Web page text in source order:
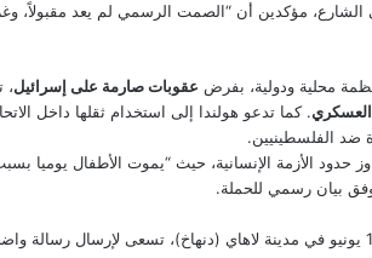
مؤكدين أن “الصمت الرسمي لم يعد مقبولاً، وغزة
عقوبات صارمة على إسرائيل
العسكري. كما تدعو هولندا إلى استخدام ثقلها داخل
ضد الفلسطينيين.
الأزمة الإنسانية، حيث “يموت الأطفال يوميا
وفق بيان رسمي للحملة.
الفعالية المقبلة، المقررة يوم الأحد القادم 15 يونيو في مدينة لاهاي (دنهاخ)،